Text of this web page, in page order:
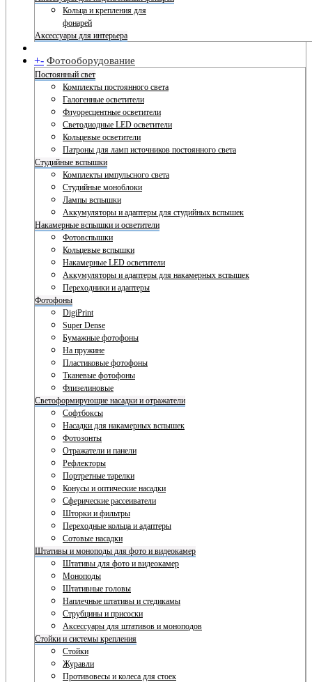
Кольца и крепления для
фонарей
Аксессуары для интерьера
+- Фотооборудование
Постоянный свет
Комплекты постоянного света
Галогенные осветители
Флуоресцентные осветители
Светодиодные LED осветители
Кольцевые осветители
Патроны для ламп источников постоянного света
Студийные вспышки
Комплекты импульсного света
Студийные моноблоки
Лампы вспышки
Аккумуляторы и адаптеры для студийных вспышек
Накамерные вспышки и осветители
Фотовспышки
Кольцевые вспышки
Накамерные LED осветители
Аккумуляторы и адаптеры для накамерных вспышек
Переходники и адаптеры
Фотофоны
DigiPrint
Super Dense
Бумажные фотофоны
На пружине
Пластиковые фотофоны
Тканевые фотофоны
Флизелиновые
Светоформирующие насадки и отражатели
Софтбоксы
Насадки для накамерных вспышек
Фотозонты
Отражатели и панели
Рефлекторы
Портретные тарелки
Конусы и оптические насадки
Сферические рассеиватели
Шторки и фильтры
Переходные кольца и адаптеры
Сотовые насадки
Штативы и моноподы для фото и видеокамер
Штативы для фото и видеокамер
Моноподы
Штативные головы
Наплечные штативы и стедикамы
Струбцины и присоски
Аксессуары для штативов и моноподов
Стойки и системы крепления
Стойки
Журавли
Противовесы и колеса для стоек